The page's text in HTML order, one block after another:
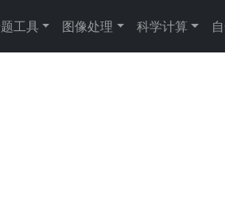
工具 图像处理 科学计算